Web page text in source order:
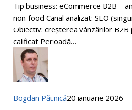
puțin
trafic
organic
dar
triplu
vânzări
Tip business: eCommerce B2B –
non-food Canal analizat: SEO
Obiectiv: creșterea vânzărilor B2B
calificat Perioadă…
Bogdan Păunică20 ianuarie 2026